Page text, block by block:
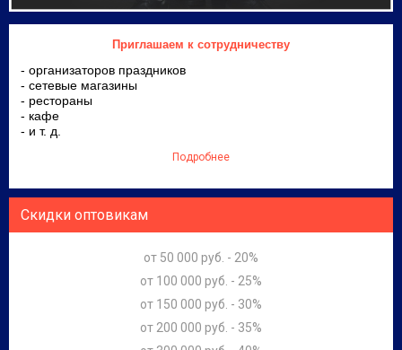
Приглашаем к сотрудничеству
- организаторов праздников
- сетевые магазины
- рестораны
- кафе
- и т. д.
Подробнее
Скидки оптовикам
от 50 000 руб. - 20%
от 100 000 руб. - 25%
от 150 000 руб. - 30%
от 200 000 руб. - 35%